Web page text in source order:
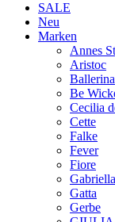
SALE
Neu
Marken
Annes
Aristoc
Ballerina
Be
Cecilia
Cette
Falke
Fever
Fiore
Gabriella
Gatta
Gerbe